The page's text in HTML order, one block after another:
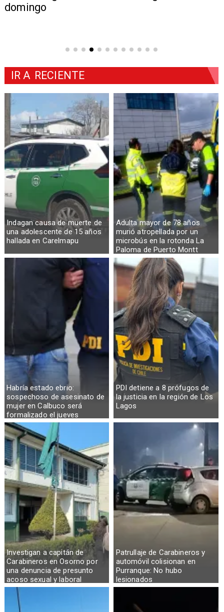
domingo
Indagan causa de muerte de
una adolescente de 15 años
hallada en Carelmapu
Adulta mayor de 78 años
murió atropellada por un
microbús en la rotonda La
Paloma de Puerto Montt
Habría estado ebrio:
sospechoso de asesinato de
mujer en Calbuco será
formalizado el jueves
PDI detiene a 8 prófugos de
la justicia en la región de Los
Lagos
Investigan a capitán de
Carabineros en Osorno por
una denuncia de presunto
acoso sexual y laboral
Patrullaje de Carabineros y
automóvil colisionan en
Purranque: No hubo
lesionados
IR A RECIENTE